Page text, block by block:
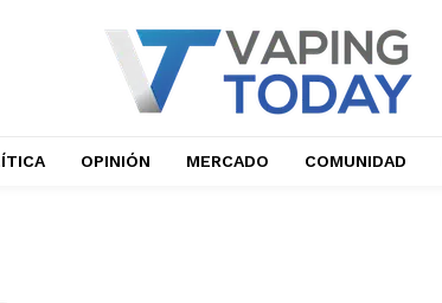
OPINIÓN MERCADO COMUNIDAD